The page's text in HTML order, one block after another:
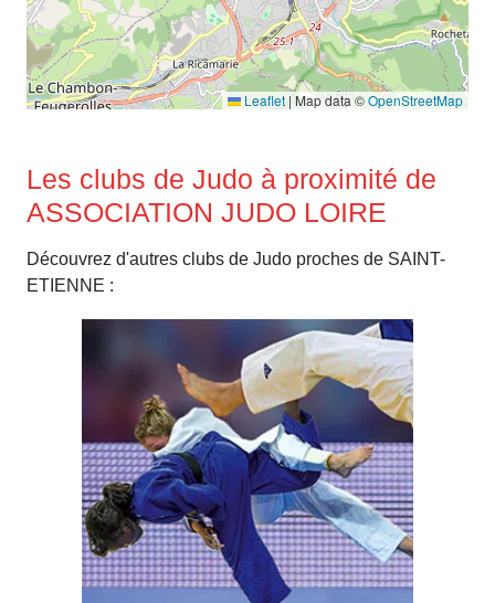
Leaflet | Map data ©OpenStreetMap
Les clubs de Judo à proximité de
ASSOCIATION JUDO LOIRE
Découvrez d'autres clubs de Judo proches de SAINT-
ETIENNE :